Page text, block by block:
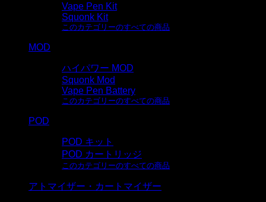
Vape Pen Kit
Squonk Kit
このカテゴリーのすべての商品
MOD
ハイパワー MOD
Squonk Mod
Vape Pen Battery
このカテゴリーのすべての商品
POD
POD キット
POD カートリッジ
このカテゴリーのすべての商品
アトマイザー・カートマイザー